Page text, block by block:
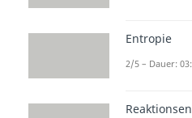
Entropie
2/5 – Dauer: